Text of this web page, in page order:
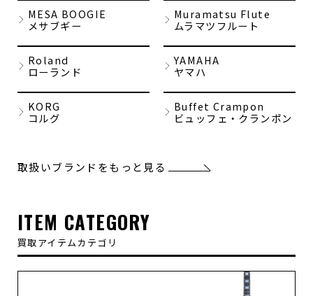
MESA BOOGIE
メサブギー
Muramatsu Flute
ムラマツフルート
Roland
ローランド
YAMAHA
ヤマハ
KORG
コルグ
Buffet Crampon
ビュッフェ・クランポン
取扱いブランドをもっと見る
ITEM CATEGORY
買取アイテムカテゴリ